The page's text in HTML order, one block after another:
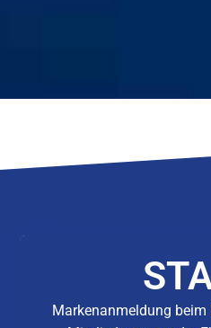
Markenanmeldung beim